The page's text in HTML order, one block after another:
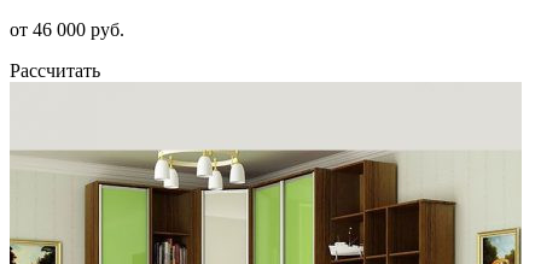
от 46 000 руб.
Рассчитать